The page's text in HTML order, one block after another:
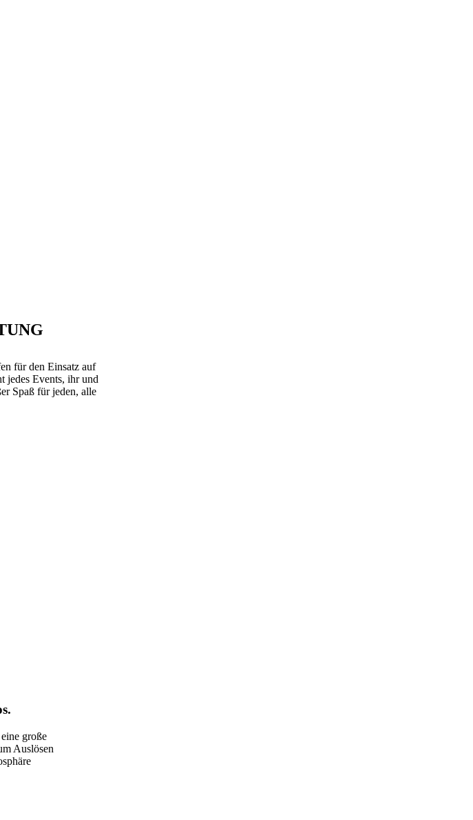
für den Einsatz auf
jedes Events, ihr und
Spaß für jeden, alle
große
Auslösen